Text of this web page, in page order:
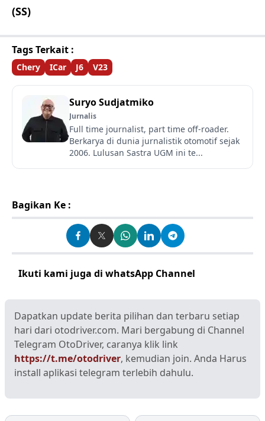
(SS)
Tags Terkait :
Chery ICar J6 V23
Suryo Sudjatmiko
Jurnalis
Full time journalist, part time off-roader.
Berkarya di dunia jurnalistik otomotif sejak
2006. Lulusan Sastra UGM ini te...
Bagikan Ke :
Ikuti kami juga di whatsApp Channel
Dapatkan update berita pilihan dan terbaru setiap
hari dari otodriver.com. Mari bergabung di Channel
Telegram OtoDriver, caranya klik link
https://t.me/otodriver, kemudian join. Anda Harus
install aplikasi telegram terlebih dahulu.